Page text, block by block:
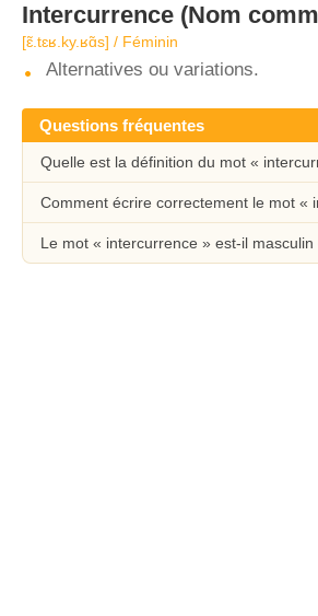
Intercurrence (Nom
[ɛ̃.tɛʁ.ky.ʁɑ̃s] / Féminin
Alternatives ou variations.
Questions fréquentes
Quelle est la définition du mot «
Comment écrire correctement le mot «
Le mot « intercurrence » est-il